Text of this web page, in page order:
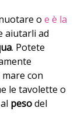
oe è la
aiutarli ad
. Potete
con
le tavolette o
pesodel